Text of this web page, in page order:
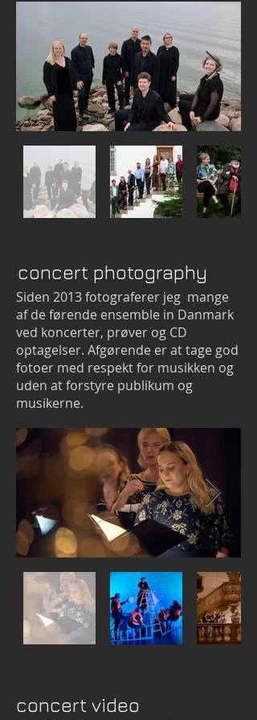
concert photography
Siden 2013 fotograferer jeg mange
af de førende ensemble in Danmark
ved koncerter, prøver og CD
optagelser. Afgørende er at tage god
fotoer med respekt for musikken og
uden at forstyre publikum og
musikerne.
concert video